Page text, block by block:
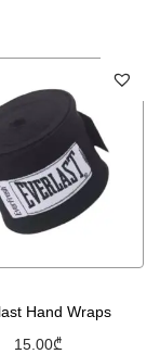
Hand Wraps
15.00₾